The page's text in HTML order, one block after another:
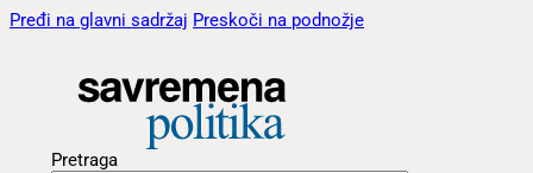
Pređi na glavni sadržaj Preskoči na podnožje
Pretraga